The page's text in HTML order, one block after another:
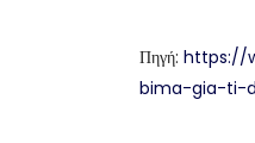
Πηγή: https://
bima-gia-ti-